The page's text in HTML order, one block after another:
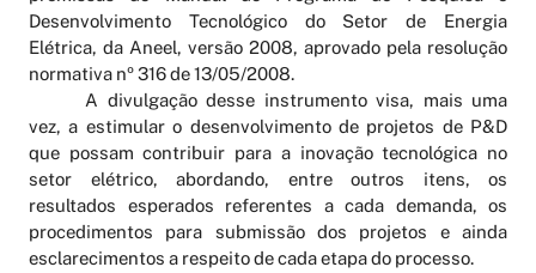
Desenvolvimento Tecnológico do Setor de Energia
Elétrica, da Aneel, versão 2008, aprovado pela resolução
normativa nº 316 de 13/05/2008.
A divulgação desse instrumento visa, mais uma
vez, a estimular o desenvolvimento de projetos de P&D
que possam contribuir para a inovação tecnológica no
setor elétrico, abordando, entre outros itens, os
resultados esperados referentes a cada demanda, os
procedimentos para submissão dos projetos e ainda
esclarecimentos a respeito de cada etapa do processo.